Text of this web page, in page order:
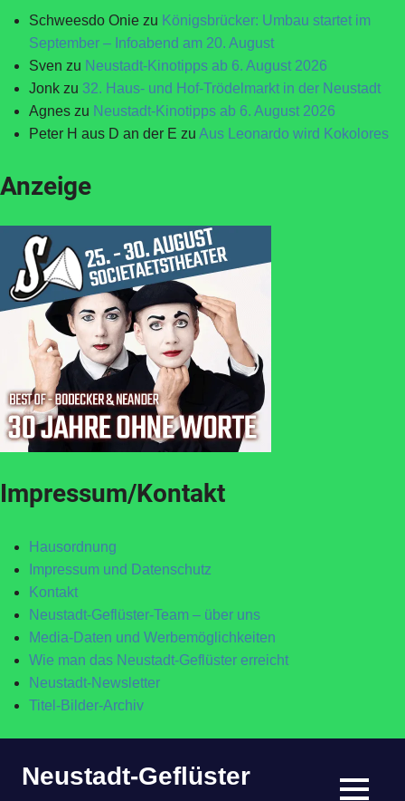
Schweesdo Onie zu Königsbrücker: Umbau startet im
September – Infoabend am 20. August
Sven zu Neustadt-Kinotipps ab 6. August 2026
Jonk zu 32. Haus- und Hof-Trödelmarkt in der Neustadt
Agnes zu Neustadt-Kinotipps ab 6. August 2026
Peter H aus D an der E zu Aus Leonardo wird Kokolores
Anzeige
Impressum/Kontakt
Hausordnung
Impressum und Datenschutz
Kontakt
Neustadt-Geflüster-Team – über uns
Media-Daten und Werbemöglichkeiten
Wie man das Neustadt-Geflüster erreicht
Neustadt-Newsletter
Titel-Bilder-Archiv
InhaltNeustadt-Geflüster